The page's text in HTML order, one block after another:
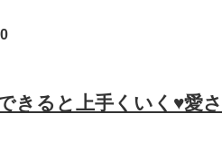
きると上手くいく♥愛さ